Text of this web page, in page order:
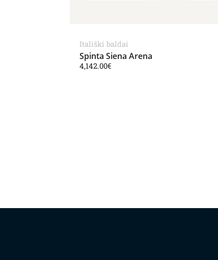
Itališki baldai
Spinta Siena Arena
4,142.00€